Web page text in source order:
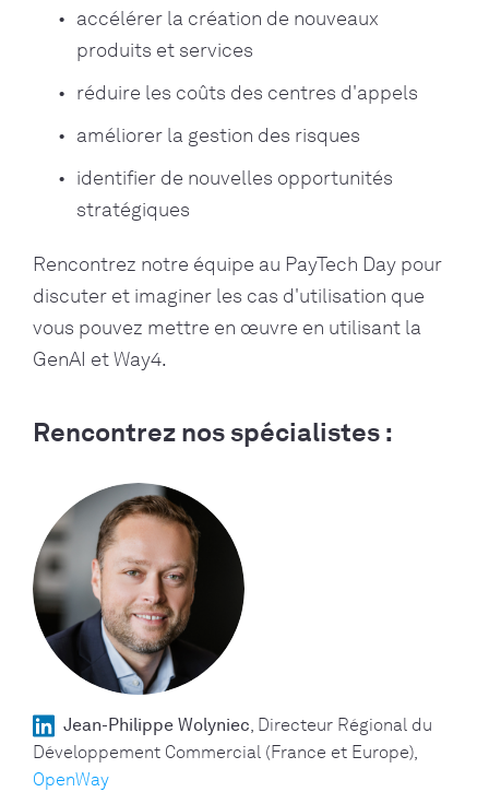
accélérer la création de nouveaux
produits et services
réduire les coûts des centres d'appels
améliorer la gestion des risques
identifier de nouvelles opportunités
stratégiques
Rencontrez notre équipe au PayTech Day pour
discuter et imaginer les cas d'utilisation que
vous pouvez mettre en œuvre en utilisant la
GenAI et Way4.
Rencontrez nos spécialistes :
Jean-Philippe Wolyniec Directeur Régional du
Développement Commercial (France et Europe)
OpenWay